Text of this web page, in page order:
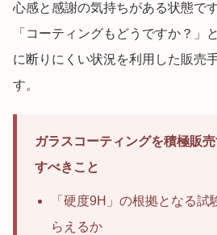
心感と感謝の気持ちがある状態で
「コーティングもどうですか？」
に断りにくい状況を利用した販売
す。
ガラスコーティングを積極販
すべきこと
「硬度9H」の根拠となる試
らえるか